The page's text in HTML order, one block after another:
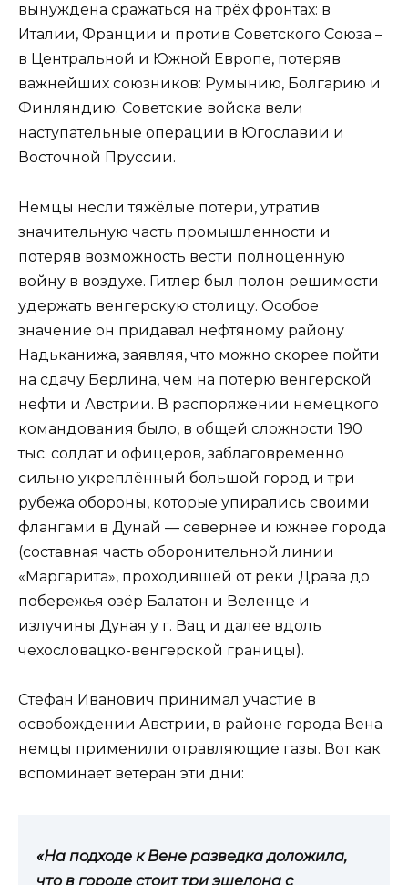
вынуждена сражаться на трёх фронтах: в
Италии, Франции и против Советского Союза –
в Центральной и Южной Европе, потеряв
важнейших союзников: Румынию, Болгарию и
Финляндию. Советские войска вели
наступательные операции в Югославии и
Восточной Пруссии.
Немцы несли тяжёлые потери, утратив
значительную часть промышленности и
потеряв возможность вести полноценную
войну в воздухе. Гитлер был полон решимости
удержать венгерскую столицу. Особое
значение он придавал нефтяному району
Надьканижа, заявляя, что можно скорее пойти
на сдачу Берлина, чем на потерю венгерской
нефти и Австрии. В распоряжении немецкого
командования было, в общей сложности 190
тыс. солдат и офицеров, заблаговременно
сильно укреплённый большой город и три
рубежа обороны, которые упирались своими
флангами в Дунай — севернее и южнее города
(составная часть оборонительной линии
«Маргарита», проходившей от реки Драва до
побережья озёр Балатон и Веленце и
излучины Дуная у г. Вац и далее вдоль
чехословацко-венгерской границы).
Стефан Иванович принимал участие в
освобождении Австрии, в районе города Вена
немцы применили отравляющие газы. Вот как
вспоминает ветеран эти дни:
«На подходе к Вене разведка доложила,
что в городе стоит три эшелона с